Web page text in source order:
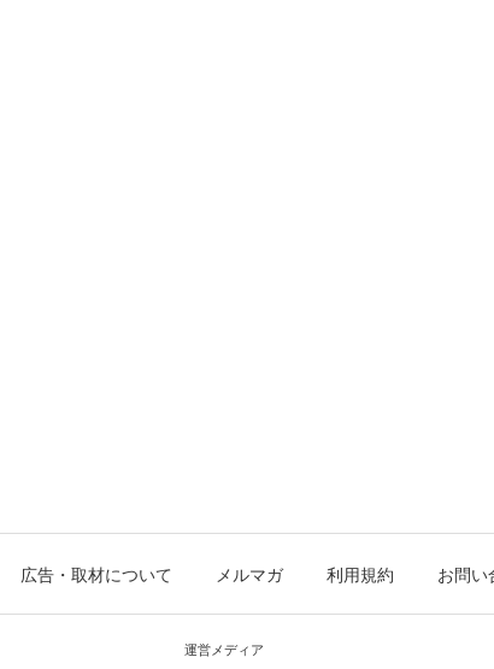
広告・取材について メルマガ 利用規約 お問い
運営メディア